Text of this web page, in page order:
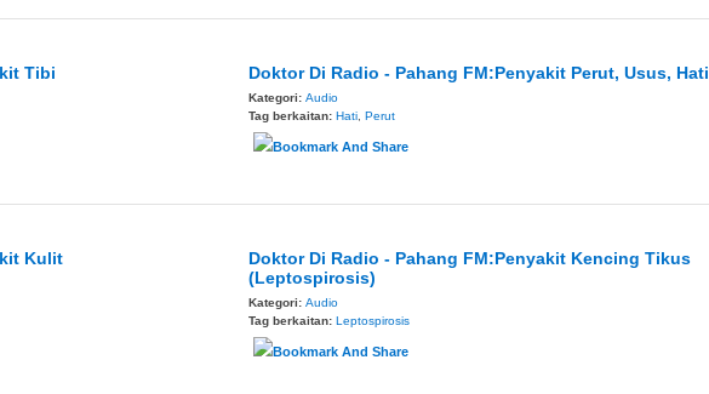
Tibi Doktor Di Radio - Pahang FM:Penyakit Perut, Usus, Hati
Kategori:Audio
Tag berkaitan:Hati ,Perut
Kulit
Doktor Di Radio - Pahang FM:Penyakit Kencing Tikus
(Leptospirosis)
Kategori:Audio
Tag berkaitan:Leptospirosis